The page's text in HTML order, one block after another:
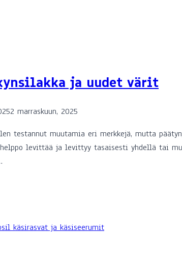
ja uudet värit
2 marraskuun, 2025
testannut muutamia eri merkkejä, mutta
levittää ja levittyy tasaisesti yhdellä tai